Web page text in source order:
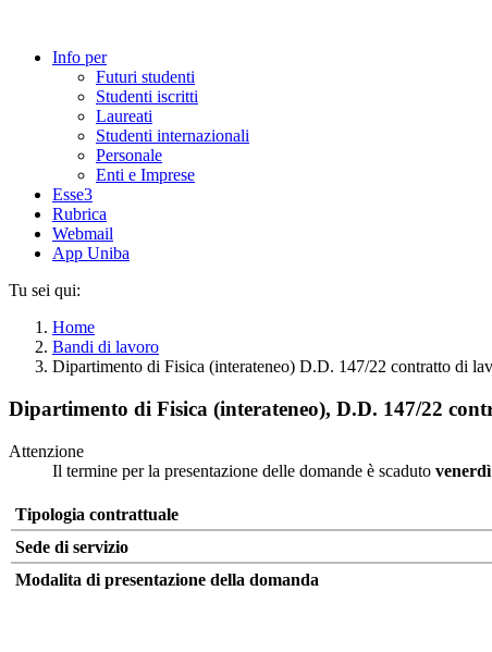
Info per
Futuri studenti
Studenti iscritti
Laureati
Studenti internazionali
Personale
Enti e Imprese
Esse3
Rubrica
Webmail
App Uniba
Tu sei qui:
Home
Bandi di lavoro
Dipartimento di Fisica (interateneo) D.D. 147/22 contratto di
Dipartimento di Fisica (interateneo), D.D. 147/22
Attenzione
Il termine per la presentazione delle domande è scaduto
Tipologia contrattuale
Sede di servizio
Modalita di presentazione della domanda